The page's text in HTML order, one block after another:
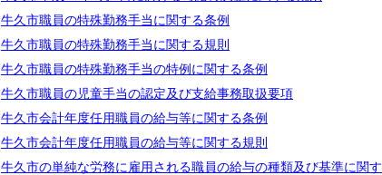
牛久市職員の特殊勤務手当に関する条例
牛久市職員の特殊勤務手当に関する規則
牛久市職員の特殊勤務手当の特例に関する条例
牛久市職員の児童手当の認定及び支給事務取扱要項
牛久市会計年度任用職員の給与等に関する条例
牛久市会計年度任用職員の給与等に関する規則
牛久市の単純な労務に雇用される職員の給与の種類及び基準に関す